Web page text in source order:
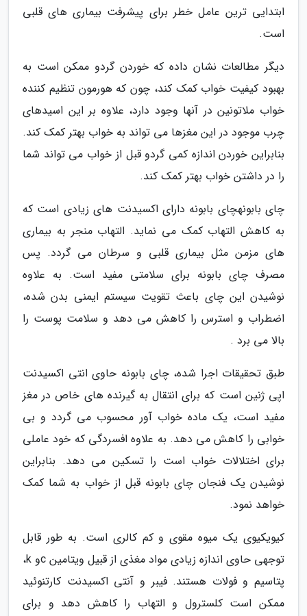
ابتدایی ترین عامل خطر برای پیشرفت بیماری های قلبی
است.
دیگر مطالعات نشان داده که خوردن گردو ممکن است به
بهبود کیفیت خواب کمک کند، چون که هورمون تنظیم کننده
خواب ملاتونین در آنها وجود دارد، علاوه بر این اسیدهای
چرب موجود در این مغزها می تواند به خواب بهتر کمک کند.
بنابراین خوردن اندازه کمی گردو قبل از خواب می تواند شما
را در داشتن خواب بهتر کمک کند.
چای بابونهچای بابونه دارای اکسیدنت های زیادی است که
به کاهش التهاب کمک می نماید. التهاب منجر به بیماری
های مزمن مثل بیماری قلبی و سرطان می گردد. پس
مصرف چای بابونه برای سلامتی مفید است. به علاوه
نوشیدن این چای باعث تقویت سیستم ایمنی بدن شده،
اضطراب و استرس را کاهش می دهد و سلامت پوست را
بالا می برد .
طبق تحقیقات اجرا شده، چای بابونه حاوی انتی اکسیدنت
اپی ژنین است که برای انتقال به گیرنده های خاص در مغز
مفید است، یک ماده خواب آور محسوب می گردد و بی
خوابی را کاهش می دهد. به علاوه افسردگی که خود عاملی
برای اختلالات خواب است را تسکین می دهد. بنابراین
نوشیدن یک فنجان چای بابونه قبل از خواب به شما کمک
خواهد نمود.
کیویکیوی یک میوه مقوی و کم کالری است. به طور قابل
توجهی حاوی اندازه زیادی مواد مغذی از قبیل ویتامین cو k،
پتاسیم و فولات هستند. فیبر و آنتی اکسیدنت کارتنوئید
ممکن است کلسترول و التهاب را کاهش دهد و برای